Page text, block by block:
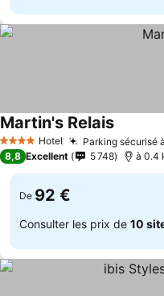
4 Étoiles Hotel Parking sécurisé
Martin's Relais
8,8 Excellent 5 748 à 0.4
De 92 €
Consulter les prix de 10